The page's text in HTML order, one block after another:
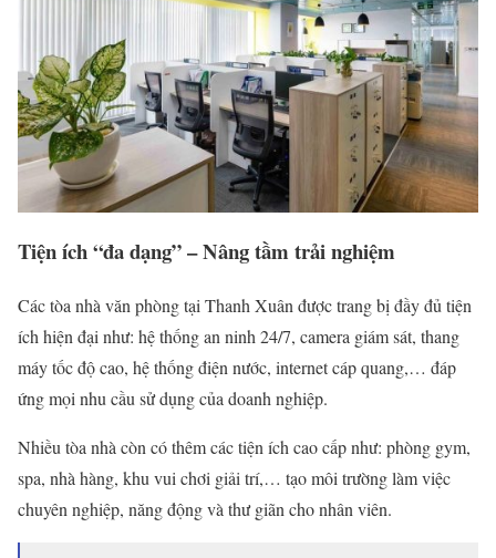
Tiện ích “đa dạng” – Nâng tầm trải nghiệm
Các tòa nhà văn phòng tại Thanh Xuân được trang bị đầy đủ tiện
ích hiện đại như: hệ thống an ninh 24/7, camera giám sát, thang
máy tốc độ cao, hệ thống điện nước, internet cáp quang,… đáp
ứng mọi nhu cầu sử dụng của doanh nghiệp.
Nhiều tòa nhà còn có thêm các tiện ích cao cấp như: phòng gym,
spa, nhà hàng, khu vui chơi giải trí,… tạo môi trường làm việc
chuyên nghiệp, năng động và thư giãn cho nhân viên.